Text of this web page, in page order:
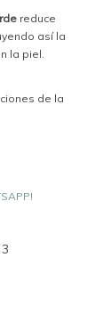
reduce
así la
la piel.
de la